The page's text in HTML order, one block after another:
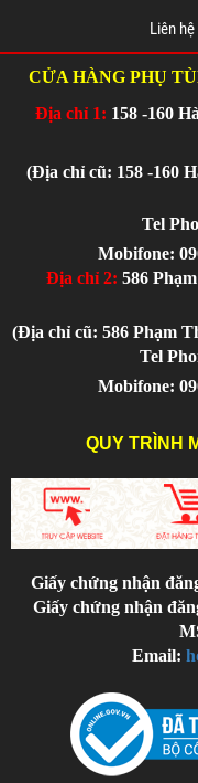
Liên hệ
CỬA HÀNG PHỤ
Địa chỉ 1: 158 -160
(Địa chỉ cũ: 158 -160
Tel
Mobifone:
Địa chỉ 2: 586
(Địa chỉ cũ: 586 Phạm
Tel
Mobifone:
QUY TRÌNH
Giấy chứng nhận
Giấy chứng nhận
Email: